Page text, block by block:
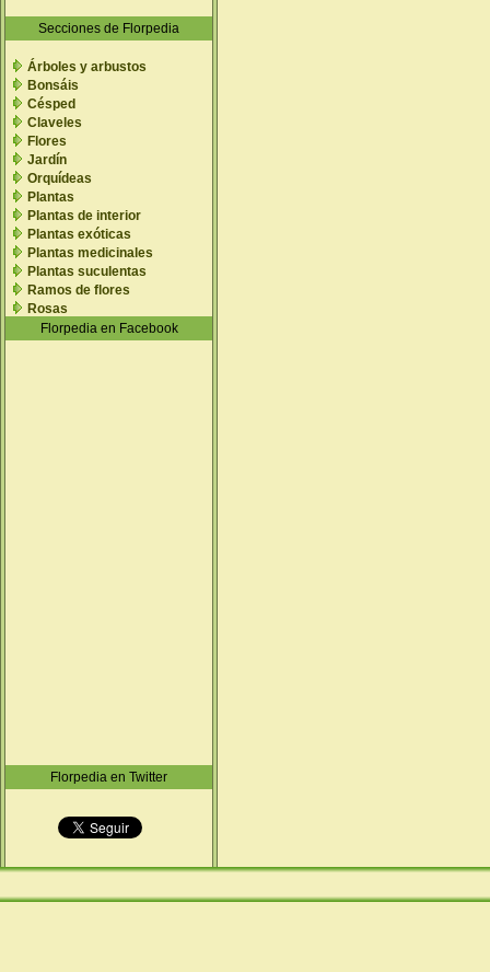
Secciones de Florpedia
Árboles y arbustos
Bonsáis
Césped
Claveles
Flores
Jardín
Orquídeas
Plantas
Plantas de interior
Plantas exóticas
Plantas medicinales
Plantas suculentas
Ramos de flores
Rosas
Florpedia en Facebook
Florpedia en Twitter